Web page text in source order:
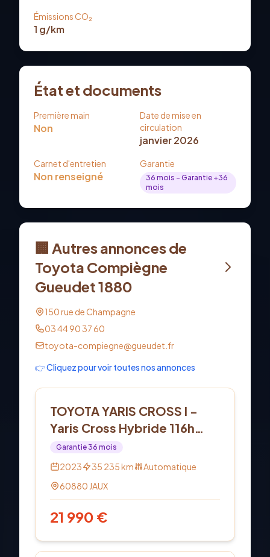
Émissions CO₂
1 g/km
État et documents
Première main
Non
Date de mise en
circulation
janvier 2026
Carnet d'entretien
Non renseigné
Garantie
36 mois - Garantie +36
mois
🏢 Autres annonces de
Toyota Compiègne
Gueudet 1880
150 rue de Champagne
03 44 90 37 60
toyota-compiegne@gueudet.fr
👉 Cliquez pour voir toutes nos annonces
TOYOTA YARIS CROSS I -
Yaris Cross Hybride 116h
AWD-i Design
Garantie36 mois
2023 35 235km
Automatique
60880 JAUX
21 990 €